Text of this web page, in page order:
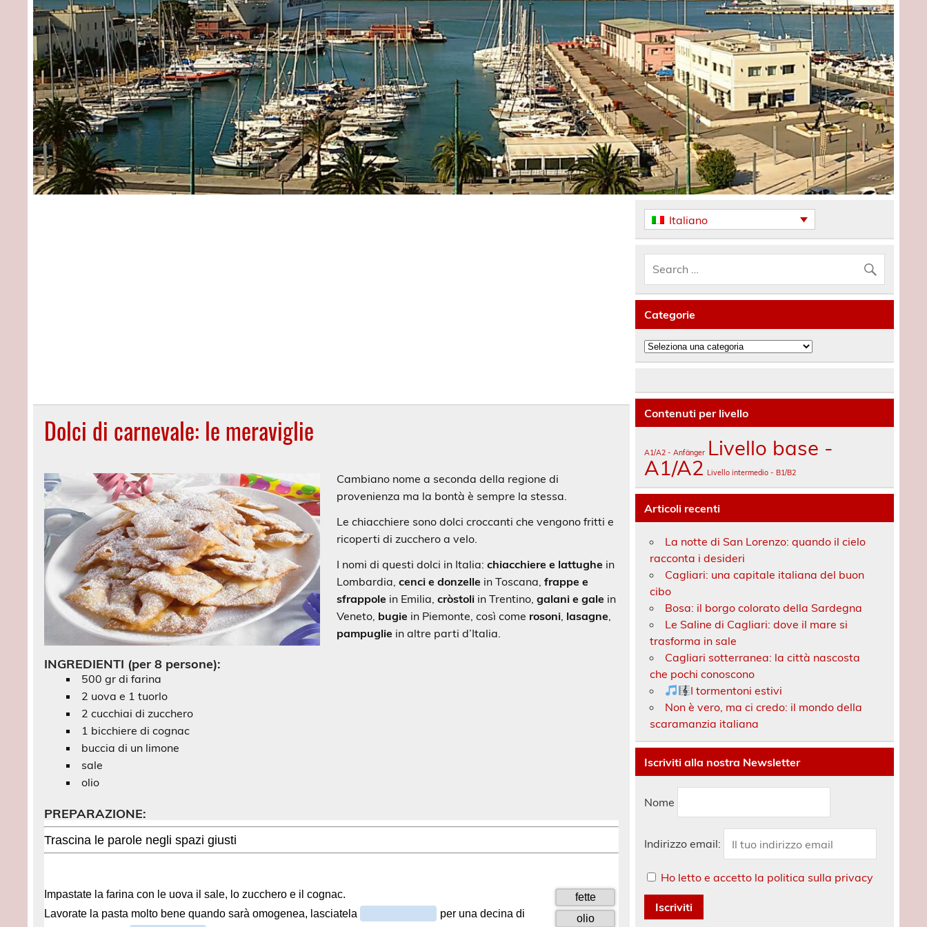
Dolci di carnevale: le meraviglie
Cambiano nome a seconda della regione di
provenienza ma la bontà è sempre la stessa.
Le chiacchiere sono dolci croccanti che vengono fritti e
ricoperti di zucchero a velo.
I nomi di questi dolci in Italia: chiacchiere e lattughe in
Lombardia,cenci e donzelle in Toscana,frappe e
sfrappole in Emilia,cròstoli in Trentino,galani e gale in
Veneto, bugie in Piemonte, così come rosoni, lasagne,
pampuglie in altre parti d’Italia.
INGREDIENTI (per 8 persone):
500 gr di farina
2 uova e 1 tuorlo
2 cucchiai di zucchero
1 bicchiere di cognac
buccia di un limone
sale
olio
PREPARAZIONE:
Italiano
Categorie
Categorie
Contenuti per livello
A1/A2 - Anfänger Livello base -
A1/A2 Livello intermedio - B1/B2
Articoli recenti
La notte di San Lorenzo: quando il cielo
racconta i desideri
Cagliari: una capitale italiana del buon
cibo
Bosa: il borgo colorato della Sardegna
Le Saline di Cagliari: dove il mare si
trasforma in sale
Cagliari sotterranea: la città nascosta
che pochi conoscono
I tormentoni estivi
Non è vero, ma ci credo: il mondo della
scaramanzia italiana
Iscriviti alla nostra Newsletter
Nome
Indirizzo email:
Ho letto e accetto la politica sulla privacy